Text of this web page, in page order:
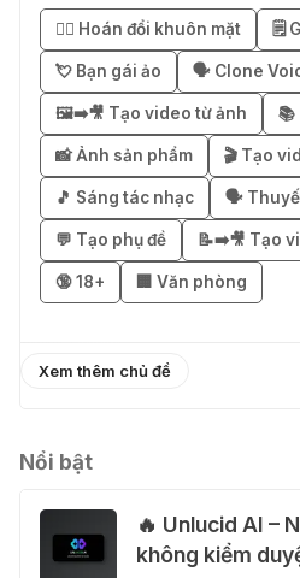
Business miễn
03 Thg 08 2026
🎁 Mẹo nhận 1
miễn phí bằng
02 Thg 08 2026
֎ Cách nhận
miễn phí
💃 Tạo video AI
Flow Motion
😶‍🌫️ Hoán đổi khuôn mặt 🗒️
💘 Bạn gái ảo 🗣️ Clone
🖼️➡️🎥 Tạo video từ ảnh 📚
📸 Ảnh sản phẩm 🎬 Tạo
🎵 Sáng tác nhạc 🗣️
💬 Tạo phụ đề 📝➡️🎥 Tạo
🔞 18+ 🏢 Văn phòng
Xem thêm chủ đề
Nổi bật
🔥 Unlucid AI –
không kiểm